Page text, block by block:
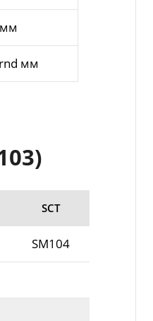
мм
SCT
SM104